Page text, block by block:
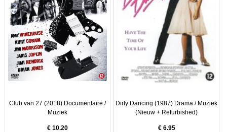
Club van 27 (2018) Documentaire /
Muziek
€ 10.20
Dirty Dancing (1987) Drama / Muziek
(Nieuw + Refurbished)
€ 6.95